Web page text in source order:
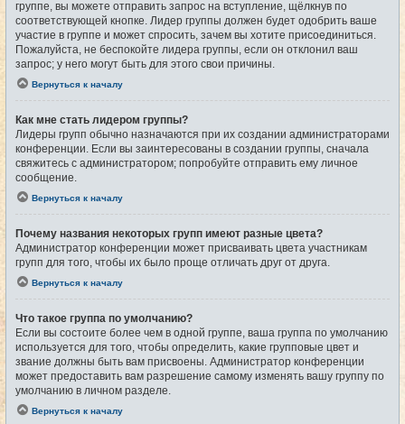
группе, вы можете отправить запрос на вступление, щёлкнув по
соответствующей кнопке. Лидер группы должен будет одобрить ваше
участие в группе и может спросить, зачем вы хотите присоединиться.
Пожалуйста, не беспокойте лидера группы, если он отклонил ваш
запрос; у него могут быть для этого свои причины.
Вернуться к началу
Как мне стать лидером группы?
Лидеры групп обычно назначаются при их создании администраторами
конференции. Если вы заинтересованы в создании группы, сначала
свяжитесь с администратором; попробуйте отправить ему личное
сообщение.
Вернуться к началу
Почему названия некоторых групп имеют разные цвета?
Администратор конференции может присваивать цвета участникам
групп для того, чтобы их было проще отличать друг от друга.
Вернуться к началу
Что такое группа по умолчанию?
Если вы состоите более чем в одной группе, ваша группа по умолчанию
используется для того, чтобы определить, какие групповые цвет и
звание должны быть вам присвоены. Администратор конференции
может предоставить вам разрешение самому изменять вашу группу по
умолчанию в личном разделе.
Вернуться к началу